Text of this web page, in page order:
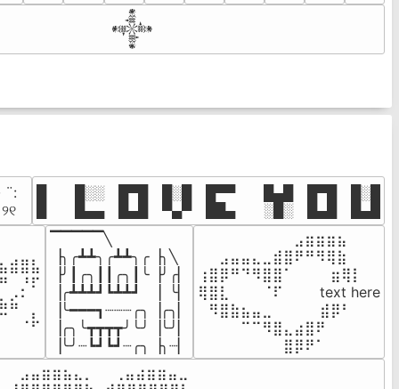
𒀱
¨:⠀
█  █░░ █▀█ █░█ █▀▀  █▄█ █▀█ █░█
█  █▄▄ █▄█ ▀▄▀ ██▄  ░█░ █▄█ █▄█
▔▔▔▔▔╲
▕╮╭┻┻╮╭┻┻╮╭▕╮╲
▕╯┃╭╮┃┃╭╮┃╰▕╯╭▏
▕╭┻┻┻┛┗┻┻┛  ▕  ╰▏
▕╰━━━┓┈┈┈╭╮▕╭╮▏
▕╭╮╰┳┳┳┳╯╰╯▕╰╯▏
▕╰╯┈┗┛┗┛┈╭╮▕╮┈▏
⠀⠀⠀⠀⠀⠀⠀⠀⠀⣠⣶⣶⣶⣦⠀⠀
⠀⠀⣠⣤⣤⣄⣀⣾⣿⠟⠛⠻⢿⣷⠀
⢰⣿⡿⠛⠙⠻⣿⣿⠁⠀⠀ ⠀⣶⢿⡇
⢿⣿⣇⠀⠀⠀⠈⠏⠀⠀⠀ text here
⠀⠻⣿⣷⣦⣤⣀⠀⠀⠀ ⠀⣾⡿⠃⠀
⠀⠀⠀⠀⠉⠉⠻⣿⣄⣴⣿⠟⠀⠀⠀
⠀⠀⠀⠀⠀⠀⠀⠀⣿⡿⠟⠁⠀⠀⠀
⠀⣠⣤⣶⣶⣦⣄⡀  ⠀⢀⣤⣴⣶⣶⣤⣀⠀